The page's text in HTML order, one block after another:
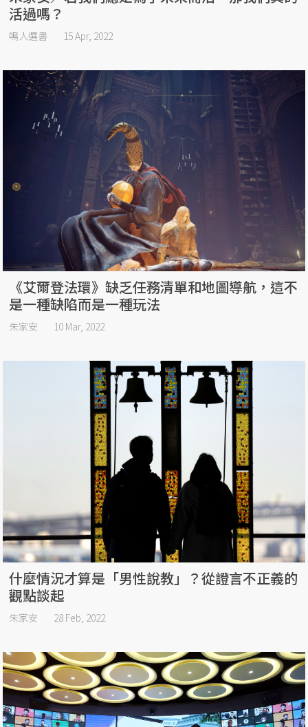
活過嗎？
鳴人選書 15 Apr, 2022
《艾爾登法環》缺乏任務清單和地圖導航，這不
是一種缺陷而是一種玩法
朱家安 10 Mar, 2022
什麼情況才算是「男性說教」？從證言不正義的
觀點談起
朱家安 28 Feb, 2022